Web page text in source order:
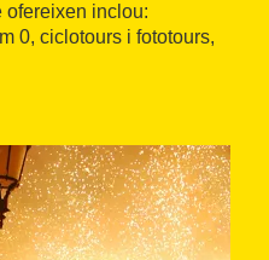
ofereixen inclou:
0, ciclotours i fototours,